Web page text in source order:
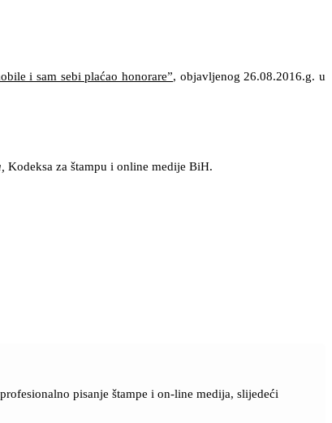
i sam sebi plaćao honorare”, objavljenog 26.08.2016.g. u
Kodeksa za štampu i online medije BiH.
pisanje štampe i on-line medija, slijedeći